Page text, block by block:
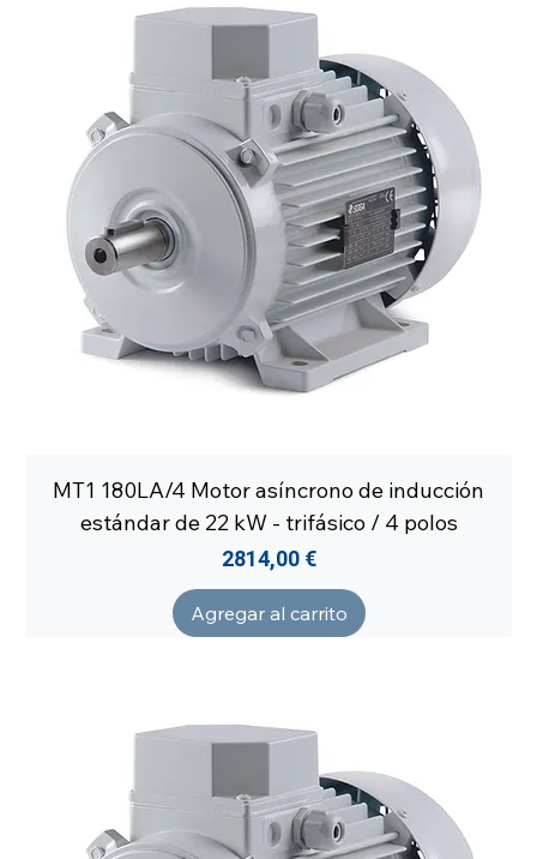
MT1 180LA/4 Motor asíncrono de inducción
estándar de 22 kW - trifásico / 4 polos
Precio
2814,00 €
Agregar al carrito